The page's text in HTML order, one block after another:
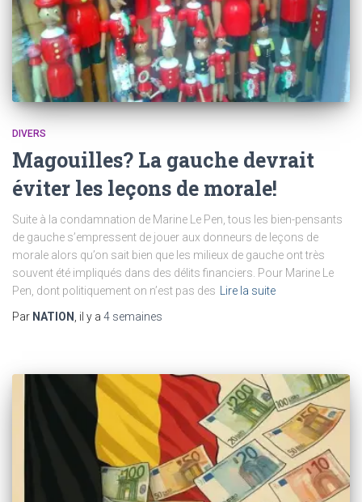
DIVERS
Magouilles? La gauche devrait
éviter les leçons de morale!
Suite à la condamnation de Marine Le Pen, tous les bien-pensants
de gauche s’empressent de jouer aux donneurs de leçons de
morale alors qu’on sait bien que les milieux de gauche ont très
souvent été impliqués dans des délits financiers. Pour Marine Le
Pen, dont politiquement on n’est pas des
Lire la suite
Par NATION , il y a 4 semaines